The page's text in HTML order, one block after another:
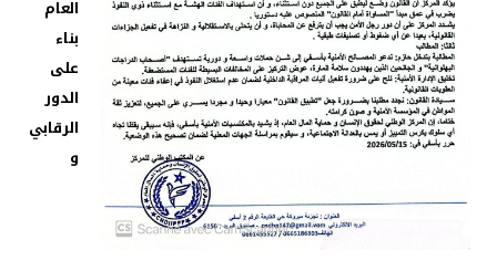
العام
بناء
على
الدور
الرقابي
و